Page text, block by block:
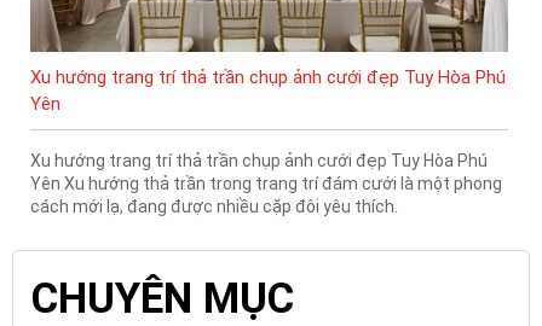
Xu hướng trang trí thả trần chụp ảnh cưới đẹp Tuy Hòa Phú
Yên
Xu hướng trang trí thả trần chụp ảnh cưới đẹp Tuy Hòa Phú
Yên ​​​​​​​Xu hướng thả trần trong trang trí đám cưới là một phong
cách mới lạ, đang được nhiều cặp đôi yêu thích.
CHUYÊN MỤC